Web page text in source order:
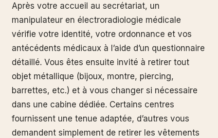
Après votre accueil au secrétariat, un
manipulateur en électroradiologie médicale
vérifie votre identité, votre ordonnance et vos
antécédents médicaux à l’aide d’un questionnaire
détaillé. Vous êtes ensuite invité à retirer tout
objet métallique (bijoux, montre, piercing,
barrettes, etc.) et à vous changer si nécessaire
dans une cabine dédiée. Certains centres
fournissent une tenue adaptée, d’autres vous
demandent simplement de retirer les vêtements